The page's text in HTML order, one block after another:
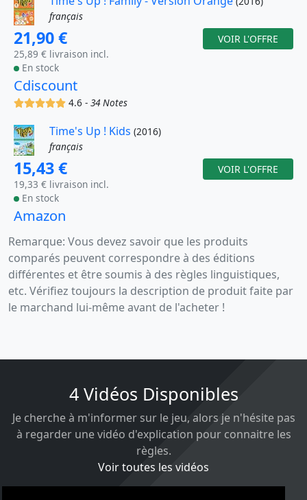
français
21,90 €
25,89 € livraison incl.
En stock
VOIR L'OFFRE
Cdiscount
(x)(x)(x)(x)(x)4.6 -34 Notes
Time's Up ! Kids (2016)
français
15,43 €
19,33 € livraison incl.
En stock
VOIR L'OFFRE
Amazon
Remarque: Vous devez savoir que les produits
comparés peuvent correspondre à des éditions
différentes et être soumis à des règles linguistiques,
etc. Vérifiez toujours la description de produit faite par
le marchand lui-même avant de l'acheter !
4 Vidéos Disponibles
Je cherche à m'informer sur le jeu, alors je n'hésite pas
à regarder une vidéo d'explication pour connaitre les
règles.
Voir toutes les vidéos